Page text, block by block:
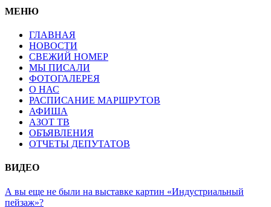
МЕНЮ
ГЛАВНАЯ
НОВОСТИ
СВЕЖИЙ НОМЕР
МЫ ПИСАЛИ
ФОТОГАЛЕРЕЯ
О НАС
РАСПИСАНИЕ МАРШРУТОВ
АФИША
АЗОТ ТВ
ОБЪЯВЛЕНИЯ
ОТЧЕТЫ ДЕПУТАТОВ
ВИДЕО
А вы еще не были на выставке картин «Индустриальный
пейзаж»?